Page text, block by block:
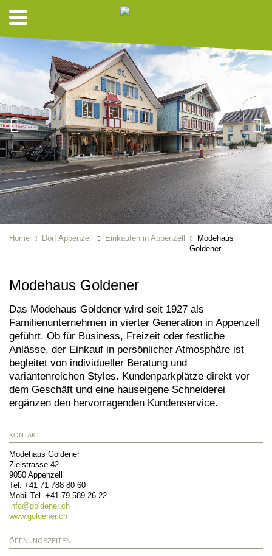
Home Dorf Appenzell Einkaufen in Appenzell
Modehaus
Goldener
Modehaus Goldener
Das Modehaus Goldener wird seit 1927 als
Familienunternehmen in vierter Generation in Appenzell
geführt. Ob für Business, Freizeit oder festliche
Anlässe, der Einkauf in persönlicher Atmosphäre ist
begleitet von individueller Beratung und
variantenreichen Styles. Kundenparkplätze direkt vor
dem Geschäft und eine hauseigene Schneiderei
ergänzen den hervorragenden Kundenservice.
KONTAKT
Modehaus Goldener
Zielstrasse 42
9050 Appenzell
Tel. +41 71 788 80 60
Mobil-Tel. +41 79 589 26 22
info@goldener.ch
www.goldener.ch
ÖFFNUNGSZEITEN